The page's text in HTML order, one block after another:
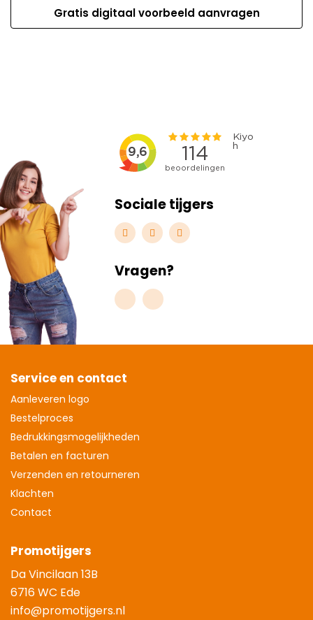
Gratis digitaal voorbeeld aanvragen
Sociale tijgers
Vragen?
Service en contact
Aanleveren logo
Bestelproces
Bedrukkingsmogelijkheden
Betalen en facturen
Verzenden en retourneren
Klachten
Contact
Promotijgers
Da Vincilaan 13B
6716 WC Ede
info@promotijgers.nl